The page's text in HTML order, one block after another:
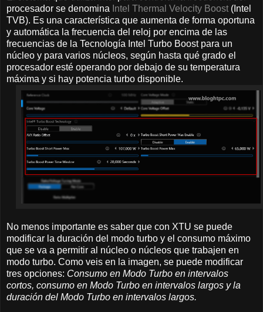
procesador se denomina Intel Thermal Velocity Boost (Intel
TVB). Es una característica que aumenta de forma oportuna
y automática la frecuencia del reloj por encima de las
frecuencias de la Tecnología Intel Turbo Boost para un
núcleo y para varios núcleos, según hasta qué grado el
procesador esté operando por debajo de su temperatura
máxima y si hay potencia turbo disponible.
No menos importante es saber que con XTU se puede
modificar la duración del modo turbo y el consumo máximo
que se va a permitir al núcleo o núcleos que trabajen en
modo turbo. Como veis en la imagen, se puede modificar
tres opciones: Consumo en Modo Turbo en intervalos
cortos, consumo en Modo Turbo en intervalos largos y la
duración del Modo Turbo en intervalos largos.